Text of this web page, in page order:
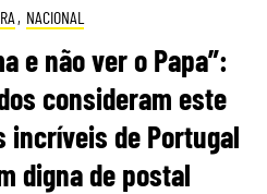
, NACIONAL
e não ver o Papa”:
consideram este
incríveis de Portugal
digna de postal